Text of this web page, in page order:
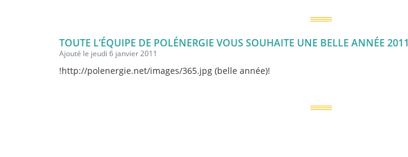
TOUTE L’ÉQUIPE DE POLÉNERGIE VOUS SOUHAITE UNE BELLE ANNÉE 2011
Ajouté le jeudi 6 janvier 2011
!http://polenergie.net/images/365.jpg (belle année)!